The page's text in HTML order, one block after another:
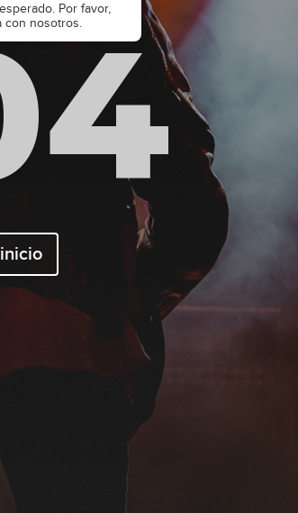
Por favor,
con nosotros.